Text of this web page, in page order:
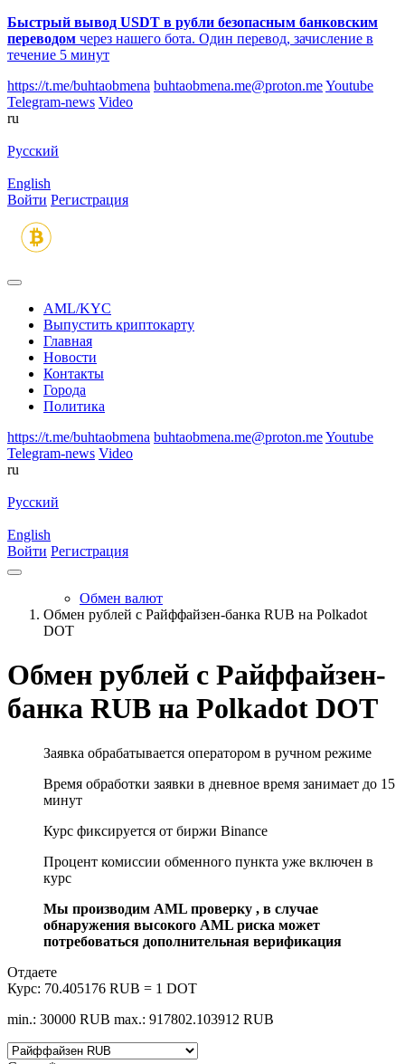
Быстрый вывод USDT в рубли безопасным банковским
переводом через нашего бота. Один перевод, зачисление в
течение 5 минут
https://t.me/buhtaobmena buhtaobmena.me@proton.meYoutube
Telegram-news Video
ru
Русский
English
Войти Регистрация
AML/KYC
Выпустить криптокарту
Главная
Новости
Контакты
Города
Политика
https://t.me/buhtaobmena buhtaobmena.me@proton.meYoutube
Telegram-news Video
ru
Русский
English
Войти Регистрация
Обмен валют
Обмен рублей с Райффайзен-банка RUB на Polkadot
DOT
Обмен рублей с Райффайзен-
банка RUB на Polkadot DOT
Заявка обрабатывается оператором в ручном режиме
Время обработки заявки в дневное время занимает до 15
минут
Курс фиксируется от биржи Binance
Процент комиссии обменного пункта уже включен в
курс
Мы производим AML проверку , в случае
обнаружения высокого AML риска может
потребоваться дополнительная верификация
Отдаете
Курс: 70.405176 RUB = 1 DOT
min.: 30000 RUB max.: 917802.103912 RUB